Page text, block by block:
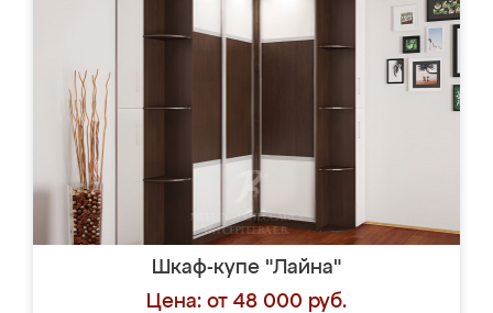
Шкаф-купе "Лайна"
Цена: от 48 000 руб.